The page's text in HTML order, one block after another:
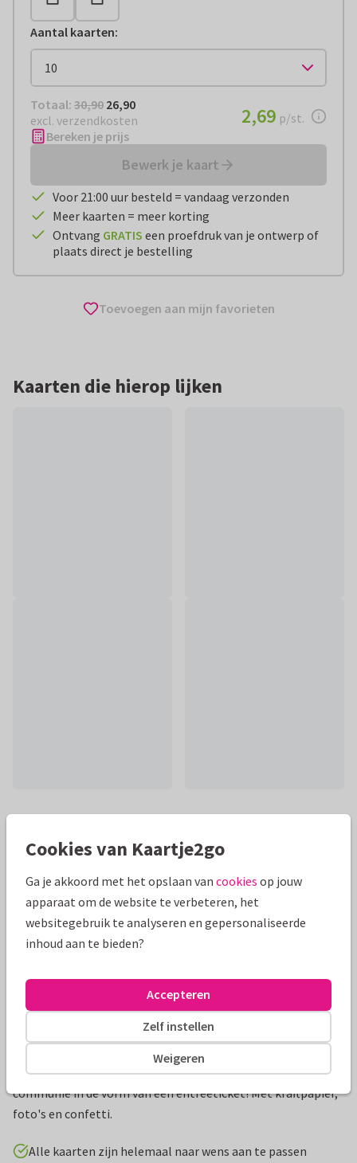
Aantal kaarten:
Totaal: € 26,90
Totaal: 30,90 26,90
excl. verzendkosten
€ 2,69per stuk
2,69 p/st.
Bereken je prijs
Bewerk je kaart
Voor 21:00 uur besteld = vandaag verzonden
Meer kaarten = meer korting
Ontvang GRATIS een proefdruk van je ontwerp of
plaats direct je bestelling
Toevoegen aan mijn favorieten
Kaarten die hierop lijken
Productinformatie
Een hippe uitnodigingskaart voor een eerste plechtige
communie in de vorm van een entreeticket! Met kraftpapier,
foto's en confetti.
Alle kaarten zijn helemaal naar wens aan te passen
Cookies van Kaartje2go
Ga je akkoord met het opslaan van cookies op jouw
apparaat om de website te verbeteren, het
websitegebruik te analyseren en gepersonaliseerde
inhoud aan te bieden?
Weigeren
Zelf instellen
Accepteren